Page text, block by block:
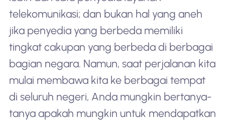
telekomunikasi; dan bukan hal yang aneh
jika penyedia yang berbeda memiliki
tingkat cakupan yang berbeda di berbagai
bagian negara. Namun, saat perjalanan kita
mulai membawa kita ke berbagai tempat
di seluruh negeri, Anda mungkin bertanya-
tanya apakah mungkin untuk mendapatkan